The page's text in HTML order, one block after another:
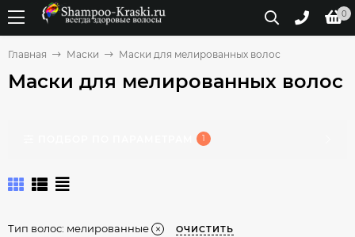
0
Главная Маски Маски для мелированных волос
Маски для мелированных волос
1
Тип волос: мелированные ОЧИСТИТЬ